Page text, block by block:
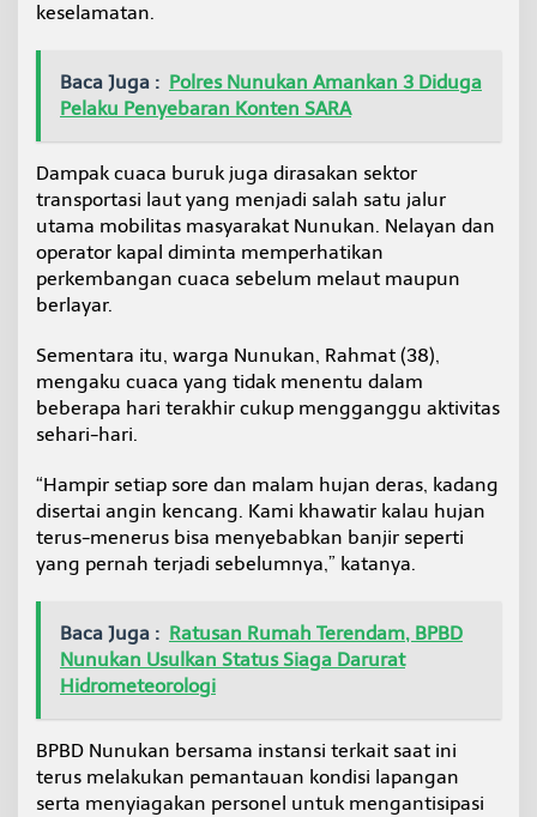
keselamatan.
Baca Juga : Polres Nunukan Amankan 3 Diduga
Pelaku Penyebaran Konten SARA
Dampak cuaca buruk juga dirasakan sektor
transportasi laut yang menjadi salah satu jalur
utama mobilitas masyarakat Nunukan. Nelayan dan
operator kapal diminta memperhatikan
perkembangan cuaca sebelum melaut maupun
berlayar.
Sementara itu, warga Nunukan, Rahmat (38),
mengaku cuaca yang tidak menentu dalam
beberapa hari terakhir cukup mengganggu aktivitas
sehari-hari.
“Hampir setiap sore dan malam hujan deras, kadang
disertai angin kencang. Kami khawatir kalau hujan
terus-menerus bisa menyebabkan banjir seperti
yang pernah terjadi sebelumnya,” katanya.
Baca Juga : Ratusan Rumah Terendam, BPBD
Nunukan Usulkan Status Siaga Darurat
Hidrometeorologi
BPBD Nunukan bersama instansi terkait saat ini
terus melakukan pemantauan kondisi lapangan
serta menyiagakan personel untuk mengantisipasi